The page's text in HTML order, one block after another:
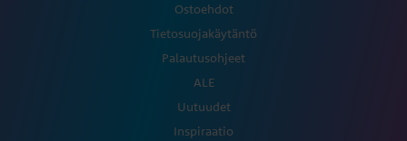
Ostoehdot
Tietosuojakäytäntö
Palautusohjeet
ALE
Uutuudet
Inspiraatio